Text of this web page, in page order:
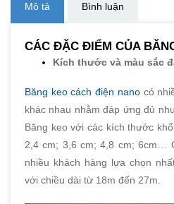
Mô tả Bình luận
CÁC ĐẶC ĐIỂM CỦA
Kích thước và màu sắc
Băng keo cách điện nano có
khác nhau nhằm đáp ứng đủ
Băng keo với các kích thước
2,4 cm; 3,6 cm; 4,8 cm; 6cm…
nhiều khách hàng lựa chọn
với chiều dài từ 18m đến 27m.